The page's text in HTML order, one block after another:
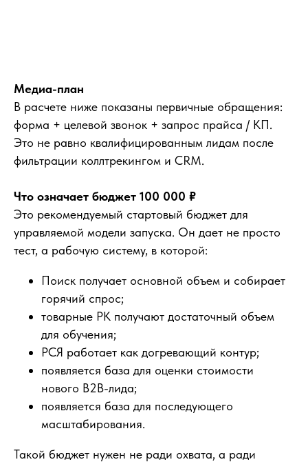
Медиа-план
В расчете ниже показаны первичные обращения:
форма + целевой звонок + запрос прайса / КП.
Это не равно квалифицированным лидам после
фильтрации коллтрекингом и CRM.
Что означает бюджет 100 000 ₽
Это рекомендуемый стартовый бюджет для
управляемой модели запуска. Он дает не просто
тест, а рабочую систему, в которой:
Поиск получает основной объем и собирает
горячий спрос;
товарные РК получают достаточный объем
для обучения;
РСЯ работает как догревающий контур;
появляется база для оценки стоимости
нового B2B-лида;
появляется база для последующего
масштабирования.
Такой бюджет нужен не ради охвата, а ради